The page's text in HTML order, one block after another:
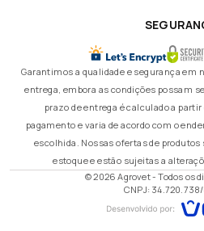
Garantimos a qualidade e segurança em
entrega, embora as condições possam
prazo de entrega é calculado a
pagamento e varia de acordo com o
escolhida. Nossas ofertas de
estoque e estão sujeitas a
© 2026 Agrovet - Todos os
CNPJ: